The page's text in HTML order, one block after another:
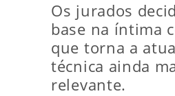
Os jurados
base na íntima
que torna a
técnica ainda
relevante.